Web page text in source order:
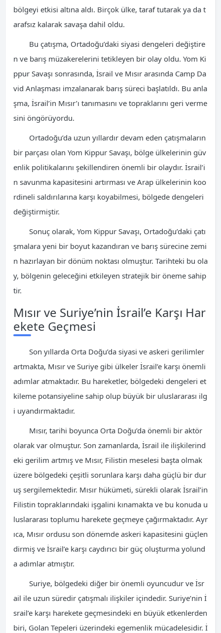
bölgeyi etkisi altına aldı. Birçok ülke, taraf tutarak ya da t
arafsız kalarak savaşa dahil oldu.
Bu çatışma, Ortadoğu’daki siyasi dengeleri değiştire
n ve barış müzakerelerini tetikleyen bir olay oldu. Yom Ki
ppur Savaşı sonrasında, İsrail ve Mısır arasında Camp Da
vid Anlaşması imzalanarak barış süreci başlatıldı. Bu anla
şma, İsrail’in Mısır’ı tanımasını ve topraklarını geri verme
sini öngörüyordu.
Ortadoğu’da uzun yıllardır devam eden çatışmaların
bir parçası olan Yom Kippur Savaşı, bölge ülkelerinin güv
enlik politikalarını şekillendiren önemli bir olaydır. İsrail’i
n savunma kapasitesini artırması ve Arap ülkelerinin koo
rdineli saldırılarına karşı koyabilmesi, bölgede dengeleri
değiştirmiştir.
Sonuç olarak, Yom Kippur Savaşı, Ortadoğu’daki çatı
şmalara yeni bir boyut kazandıran ve barış sürecine zemi
n hazırlayan bir dönüm noktası olmuştur. Tarihteki bu ola
y, bölgenin geleceğini etkileyen stratejik bir öneme sahip
tir.
Mısır ve Suriye’nin İsrail’e Karşı Har
ekete Geçmesi
Son yıllarda Orta Doğu’da siyasi ve askeri gerilimler
artmakta, Mısır ve Suriye gibi ülkeler İsrail’e karşı önemli
adımlar atmaktadır. Bu hareketler, bölgedeki dengeleri et
kileme potansiyeline sahip olup büyük bir uluslararası ilg
i uyandırmaktadır.
Mısır, tarihi boyunca Orta Doğu’da önemli bir aktör
olarak var olmuştur. Son zamanlarda, İsrail ile ilişkilerind
eki gerilim artmış ve Mısır, Filistin meselesi başta olmak
üzere bölgedeki çeşitli sorunlara karşı daha güçlü bir dur
uş sergilemektedir. Mısır hükümeti, sürekli olarak İsrail’in
Filistin topraklarındaki işgalini kınamakta ve bu konuda u
luslararası toplumu harekete geçmeye çağırmaktadır. Ayr
ıca, Mısır ordusu son dönemde askeri kapasitesini güçlen
dirmiş ve İsrail’e karşı caydırıcı bir güç oluşturma yolund
a adımlar atmıştır.
Suriye, bölgedeki diğer bir önemli oyuncudur ve İsr
ail ile uzun süredir çatışmalı ilişkiler içindedir. Suriye’nin İ
srail’e karşı harekete geçmesindeki en büyük etkenlerden
biri, Golan Tepeleri üzerindeki egemenlik mücadelesidir. İ